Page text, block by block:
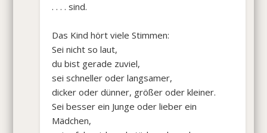
. . . . sind.
Das Kind hört viele Stimmen:
Sei nicht so laut,
du bist gerade zuviel,
sei schneller oder langsamer,
dicker oder dünner, größer oder kleiner.
Sei besser ein Junge oder lieber ein
Mädchen,